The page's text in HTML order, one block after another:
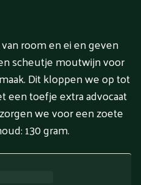
room en ei en geven
scheutje moutwijn voor
Dit kloppen we op tot
een toefje extra advocaat
we voor een zoete
130 gram.